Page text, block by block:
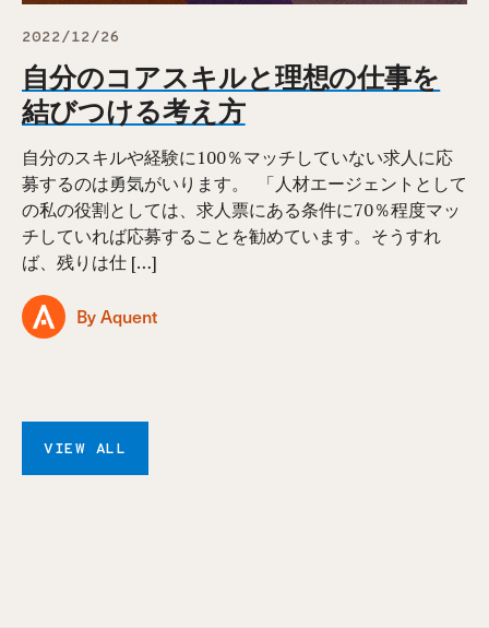
2022/12/26
自分のコアスキルと理想の仕事を
結びつける考え方
自分のスキルや経験に100％マッチしていない求人に応
募するのは勇気がいります。 ⁠ 「人材エージェントとして
の私の役割としては、求人票にある条件に70％程度マッ
チしていれば応募することを勧めています。そうすれ
ば、残りは仕 […]
By Aquent
VIEW ALL